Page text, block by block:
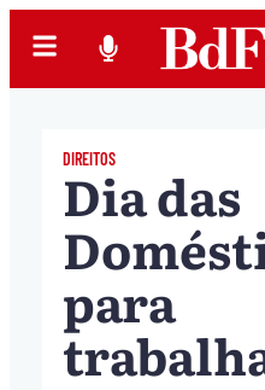
DIREITOS
Dia das
para